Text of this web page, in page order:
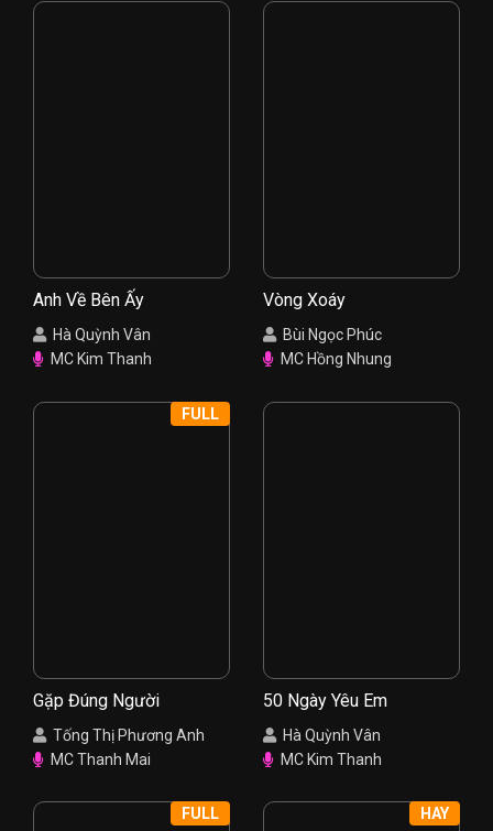
Anh Về Bên Ấy
Hà Quỳnh Vân
MC Kim Thanh
Vòng Xoáy
Bùi Ngọc Phúc
MC Hồng Nhung
Gặp Đúng Người
Tống Thị Phương Anh
MC Thanh Mai
FULL
50 Ngày Yêu Em
Hà Quỳnh Vân
MC Kim Thanh
FULL HAY